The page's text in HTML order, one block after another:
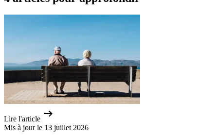
Lire l'article
Mis à jour le 13 juillet 2026